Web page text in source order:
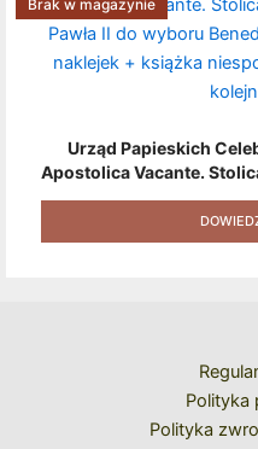
Urząd Papieskich
Apostolica Vacante.
Pawła II Do Wyboru
Naklejek + Książka
Brak w magazynie
Polityka
Polityka